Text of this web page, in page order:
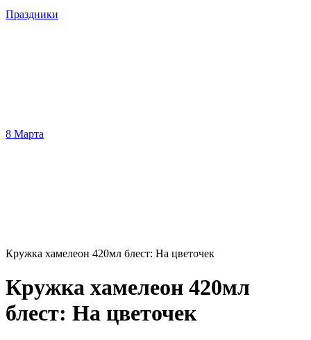
Праздники
8 Марта
Кружка хамелеон 420мл блест: На цветочек
Кружка хамелеон 420мл
блест: На цветочек